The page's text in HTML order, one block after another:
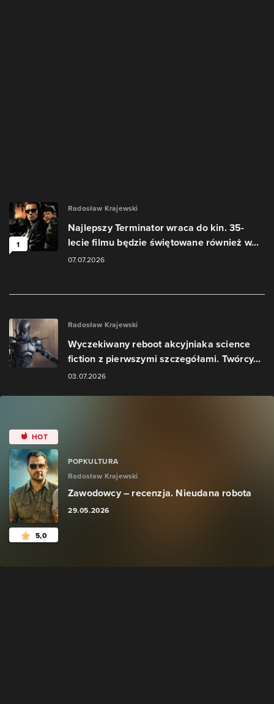
1
Radosław Krajewski
Najlepszy Terminator wraca do kin. 35-
lecie filmu będzie świętowane również w...
07.07.2026
Radosław Krajewski
Wyczekiwany reboot akcyjniaka science
fiction z pierwszymi szczegółami. Twórcy...
03.07.2026
HOT
5,0
POPKULTURA
Radosław Krajewski
Zawodowcy – recenzja. Nieudana robota
29.05.2026